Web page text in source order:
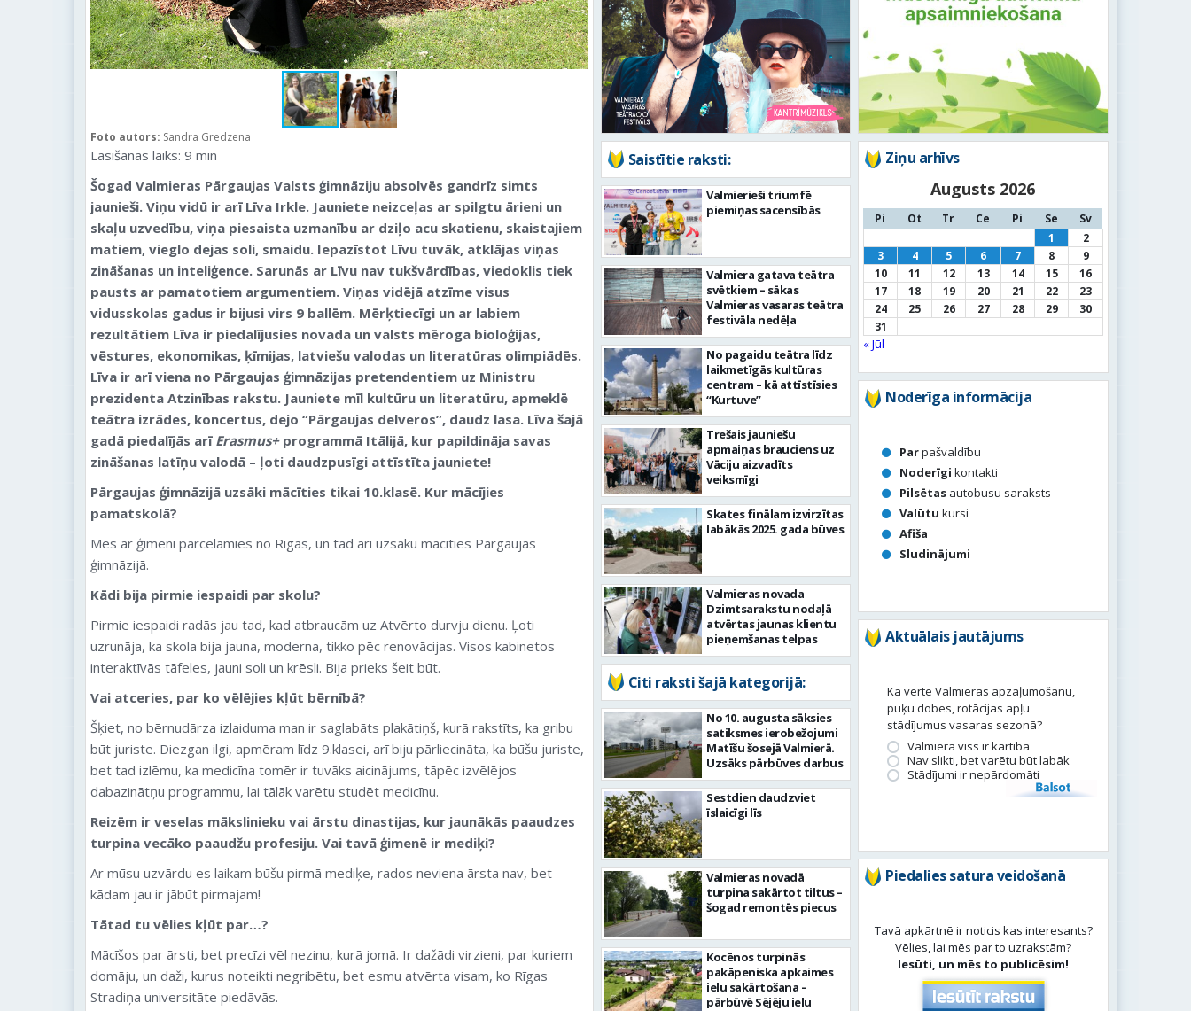
Foto autors: Sandra Gredzena
Lasīšanas laiks: 9 min
Šogad Valmieras Pārgaujas Valsts ģimnāziju absolvēs gandrīz simts
jaunieši. Viņu vidū ir arī Līva Irkle. Jauniete neizceļas ar spilgtu ārieni un
skaļu uzvedību, viņa piesaista uzmanību ar dziļo acu skatienu, skaistajiem
matiem, vieglo dejas soli, smaidu. Iepazīstot Līvu tuvāk, atklājas viņas
zināšanas un inteliģence. Sarunās ar Līvu nav tukšvārdības, viedoklis tiek
pausts ar pamatotiem argumentiem. Viņas vidējā atzīme visus
vidusskolas gadus ir bijusi virs 9 ballēm. Mērķtiecīgi un ar labiem
rezultātiem Līva ir piedalījusies novada un valsts mēroga bioloģijas,
vēstures, ekonomikas, ķīmijas, latviešu valodas un literatūras olimpiādēs.
Līva ir arī viena no Pārgaujas ģimnāzijas pretendentiem uz Ministru
prezidenta Atzinības rakstu. Jauniete mīl kultūru un literatūru, apmeklē
teātra izrādes, koncertus, dejo “Pārgaujas delveros”, daudz lasa. Līva šajā
gadā piedalījās arī Erasmus+programmā Itālijā, kur papildināja savas
zināšanas latīņu valodā – ļoti daudzpusīgi attīstīta jauniete!
Pārgaujas ģimnāzijā uzsāki mācīties tikai 10.klasē. Kur mācījies
pamatskolā?
Mēs ar ģimeni pārcēlāmies no Rīgas, un tad arī uzsāku mācīties Pārgaujas
ģimnāzijā.
Kādi bija pirmie iespaidi par skolu?
Pirmie iespaidi radās jau tad, kad atbraucām uz Atvērto durvju dienu. Ļoti
uzrunāja, ka skola bija jauna, moderna, tikko pēc renovācijas. Visos kabinetos
interaktīvās tāfeles, jauni soli un krēsli. Bija prieks šeit būt.
Vai atceries, par ko vēlējies kļūt bērnībā?
Šķiet, no bērnudārza izlaiduma man ir saglabāts plakātiņš, kurā rakstīts, ka gribu
būt juriste. Diezgan ilgi, apmēram līdz 9.klasei, arī biju pārliecināta, ka būšu juriste,
bet tad izlēmu, ka medicīna tomēr ir tuvāks aicinājums, tāpēc izvēlējos
dabazinātņu programmu, lai tālāk varētu studēt medicīnu.
Reizēm ir veselas mākslinieku vai ārstu dinastijas, kur jaunākās paaudzes
turpina vecāko paaudžu profesiju. Vai tavā ģimenē ir mediķi?
Ar mūsu uzvārdu es laikam būšu pirmā mediķe, rados neviena ārsta nav, bet
kādam jau ir jābūt pirmajam!
Tātad tu vēlies kļūt par…?
Mācīšos par ārsti, bet precīzi vēl nezinu, kurā jomā. Ir dažādi virzieni, par kuriem
domāju, un daži, kurus noteikti negribētu, bet esmu atvērta visam, ko Rīgas
Stradiņa universitāte piedāvās.
Saistītie raksti:
Valmierieši triumfē
piemiņas sacensībās
Valmiera gatava teātra
svētkiem – sākas
Valmieras vasaras teātra
festivāla nedēļa
No pagaidu teātra līdz
laikmetīgās kultūras
centram – kā attīstīsies
“Kurtuve”
Trešais jauniešu
apmaiņas brauciens uz
Vāciju aizvadīts
veiksmīgi
Skates finālam izvirzītas
labākās 2025. gada būves
Valmieras novada
Dzimtsarakstu nodaļā
atvērtas jaunas klientu
pieņemšanas telpas
Citi raksti šajā kategorijā:
No 10. augusta sāksies
satiksmes ierobežojumi
Matīšu šosejā Valmierā.
Uzsāks pārbūves darbus
Sestdien daudzviet
īslaicīgi līs
Valmieras novadā
turpina sakārtot tiltus –
šogad remontēs piecus
Kocēnos turpinās
pakāpeniska apkaimes
ielu sakārtošana –
pārbūvē Sējēju ielu
Ziņu arhīvs
Augusts 2026
Pi Ot Tr Ce Pi Se
Sv
1
2
3
4 5 6 7 8
9
10
11 12 13 14 15
16
17
18 19 20 21 22
23
24
25 26 27 28 29
30
31
« Jūl
Noderīga informācija
Parpašvaldību
Noderīgi kontakti
Pilsētas autobusu saraksts
Valūtu kursi
Afiša
Sludinājumi
Aktuālais jautājums
Kā vērtē Valmieras apzaļumošanu,
puķu dobes, rotācijas apļu
stādījumus vasaras sezonā?
Valmierā viss ir kārtībā
Nav slikti, bet varētu būt labāk
Stādījumi ir nepārdomāti
Balsot
Piedalies satura veidošanā
Tavā apkārtnē ir noticis kas interesants?
Vēlies, lai mēs par to uzrakstām?
Iesūti, un mēs to publicēsim!